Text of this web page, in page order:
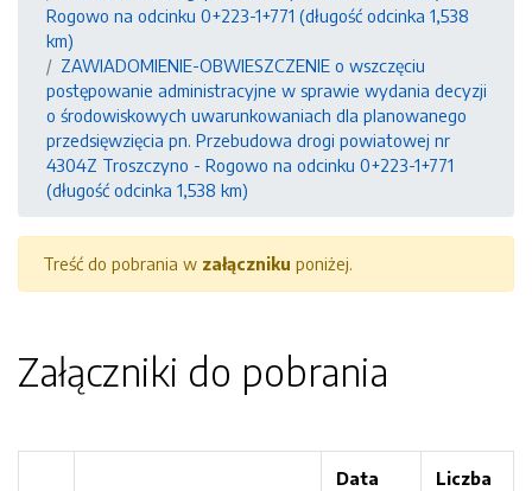
Rogowo na odcinku 0+223-1+771 (długość odcinka 1,538
km)
ZAWIADOMIENIE-OBWIESZCZENIE o wszczęciu
postępowanie administracyjne w sprawie wydania decyzji
o środowiskowych uwarunkowaniach dla planowanego
przedsięwzięcia pn. Przebudowa drogi powiatowej nr
4304Z Troszczyno - Rogowo na odcinku 0+223-1+771
(długość odcinka 1,538 km)
Treść do pobrania w załączniku poniżej.
Załączniki do pobrania
Data
Liczba